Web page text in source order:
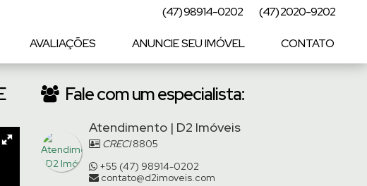
(47) 98914-0202 (47) 2020-9202
CONTATO
ANUNCIE SEU IMÓVEL
AVALIAÇÕES
Fale com um especialista:
Atendimento | D2 Imóveis
CRECI8805
+55 (47) 98914-0202
contato@d2imoveis.com